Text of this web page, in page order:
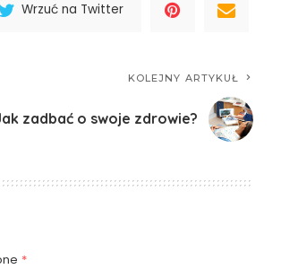
Wrzuć na Twitter
KOLEJNY ARTYKUŁ
zadbać o swoje zdrowie?
*